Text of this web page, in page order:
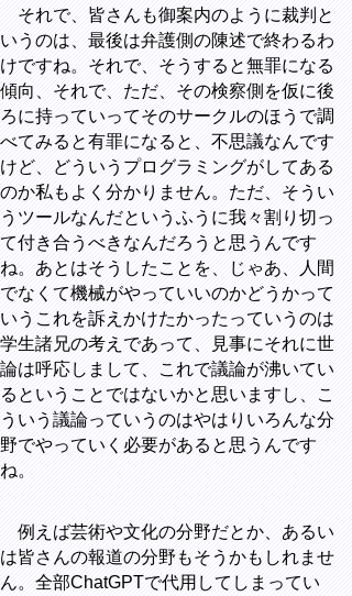
それで、皆さんも御案内のように裁判と
いうのは、最後は弁護側の陳述で終わるわ
けですね。それで、そうすると無罪になる
傾向、それで、ただ、その検察側を仮に後
ろに持っていってそのサークルのほうで調
べてみると有罪になると、不思議なんです
けど、どういうプログラミングがしてある
のか私もよく分かりません。ただ、そうい
うツールなんだというふうに我々割り切っ
て付き合うべきなんだろうと思うんです
ね。あとはそうしたことを、じゃあ、人間
でなくて機械がやっていいのかどうかって
いうこれを訴えかけたかったっていうのは
学生諸兄の考えであって、見事にそれに世
論は呼応しまして、これで議論が沸いてい
るということではないかと思いますし、こ
ういう議論っていうのはやはりいろんな分
野でやっていく必要があると思うんです
ね。
例えば芸術や文化の分野だとか、あるい
は皆さんの報道の分野もそうかもしれませ
ん。全部ChatGPTで代用してしまってい